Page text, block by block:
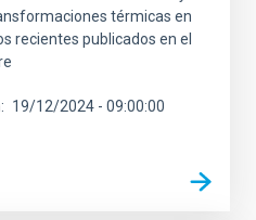
térmicas en
recientes publicados en el
19/12/2024 - 09:00:00